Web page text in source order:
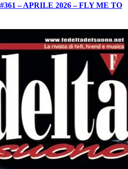
– APRILE 2026 – FLY ME TO